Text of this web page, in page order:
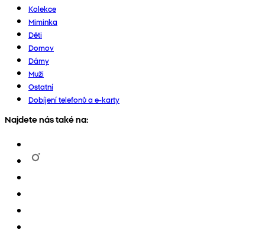
Kolekce
Miminka
Děti
Domov
Dámy
Muži
Ostatní
Dobíjení telefonů a e-karty
Najdete nás také na: